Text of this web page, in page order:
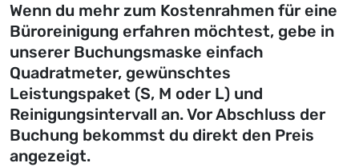
Wenn du mehr zum Kostenrahmen für eine
Büroreinigung erfahren möchtest, gebe in
unserer Buchungsmaske einfach
Quadratmeter, gewünschtes
Leistungspaket (S, M oder L) und
Reinigungsintervall an. Vor Abschluss der
Buchung bekommst du direkt den Preis
angezeigt.